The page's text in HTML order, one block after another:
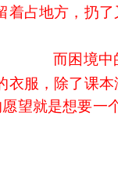
着占地方，扔
而困境中
衣服，除了课
望就是想要一